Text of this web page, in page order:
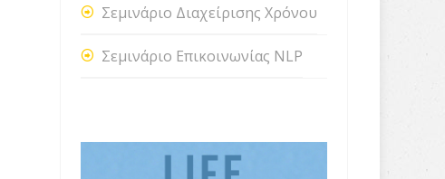
Σεμινάριο Διαχείρισης Χρόνου
Σεμινάριο Επικοινωνίας NLP